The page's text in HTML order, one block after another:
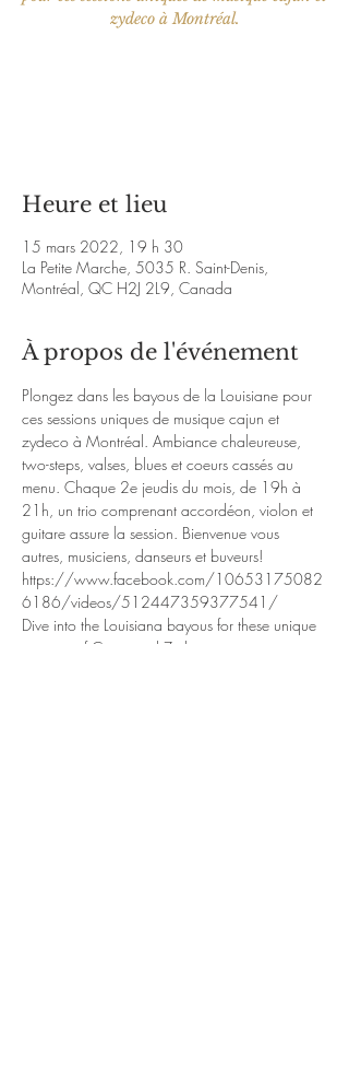
zydeco à Montréal.
Heure et lieu
15 mars 2022, 19 h 30
La Petite Marche, 5035 R. Saint-Denis,
Montréal, QC H2J 2L9, Canada
À propos de l'événement
Plongez dans les bayous de la Louisiane pour
ces sessions uniques de musique cajun et
zydeco à Montréal. Ambiance chaleureuse,
two-steps, valses, blues et coeurs cassés au
menu. Chaque 2e jeudis du mois, de 19h à
21h, un trio comprenant accordéon, violon et
guitare assure la session. Bienvenue vous
autres, musiciens, danseurs et buveurs!
https://www.facebook.com/10653175082
6186/videos/512447359377541/
Dive into the Louisiana bayous for these unique
sessions of Cajun and Zydeco music in